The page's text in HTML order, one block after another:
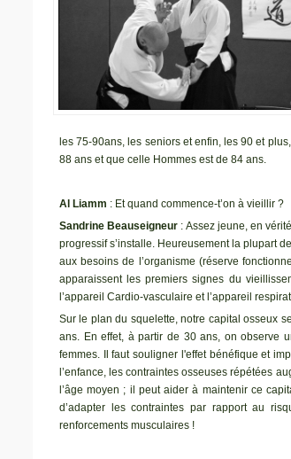
les 75-90ans, les seniors et enfin, les 90 et
88 ans et que celle Hommes est de 84 ans.
Al Liamm : Et quand commence-t’on à vieillir ?
Sandrine Beauseigneur : Assez jeune, en
progressif s’installe. Heureusement la plupart
aux besoins de l’organisme (réserve
apparaissent les premiers signes du
l’appareil Cardio-vasculaire et l’appareil
Sur le plan du squelette, notre capital osseux
ans. En effet, à partir de 30 ans, on observe
femmes. Il faut souligner l'effet bénéfique et
l’enfance, les contraintes osseuses répétées
l’âge moyen ; il peut aider à maintenir ce
d’adapter les contraintes par rapport au
renforcements musculaires !